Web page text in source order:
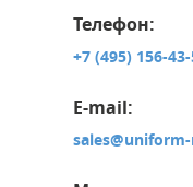
Телефон:
+7 (495) 156-
E-mail: